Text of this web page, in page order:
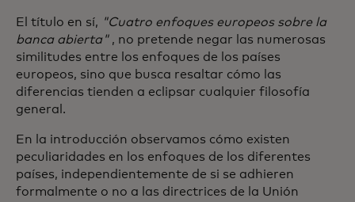
El título en sí, "Cuatro enfoques europeos sobre la
banca abierta", no pretende negar las numerosas
similitudes entre los enfoques de los países
europeos, sino que busca resaltar cómo las
diferencias tienden a eclipsar cualquier filosofía
general.
En la introducción observamos cómo existen
peculiaridades en los enfoques de los diferentes
países, independientemente de si se adhieren
formalmente o no a las directrices de la Unión